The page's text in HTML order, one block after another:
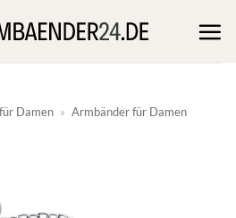
Damen » Armbänder für Damen